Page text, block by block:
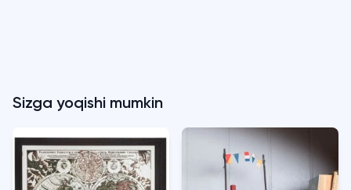
Sizga yoqishi mumkin